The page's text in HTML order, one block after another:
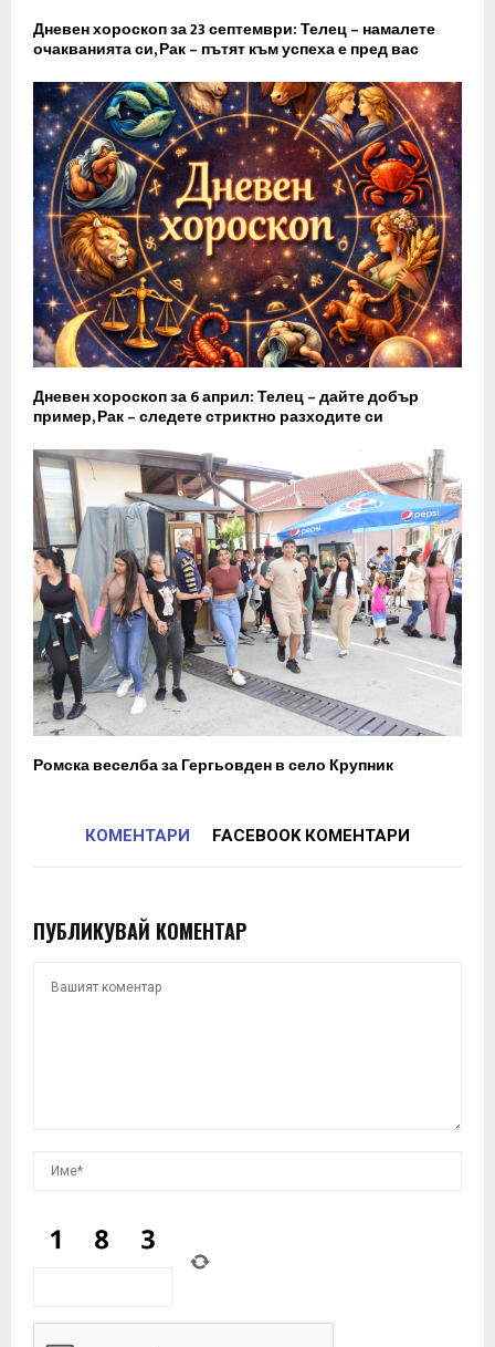
Дневен хороскоп за 23 септември: Телец – намалете
очакванията си, Рак – пътят към успеха е пред вас
Дневен хороскоп за 6 април: Телец – дайте добър
пример, Рак – следете стриктно разходите си
Ромска веселба за Гергьовден в село Крупник
КОМЕНТАРИ FACEBOOK КОМЕНТАРИ
ПУБЛИКУВАЙ КОМЕНТАР